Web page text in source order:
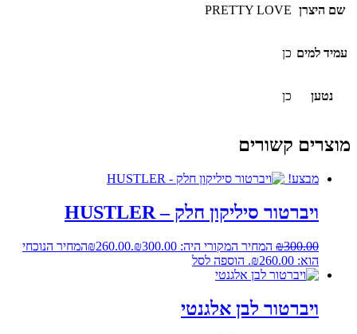
שם היצרן PRETTY LOVE
עמיד למים כן
נטען כן
מוצרים קשורים
מבצע!
ויברטור סיליקון חלק – HUSTLER
₪300.00 המחיר המקורי היה: ₪300.00. ₪260.00
המחיר הנוכחי
הוא: ₪260.00.
הוספה לסל
ויברטור לבן אלגנטי